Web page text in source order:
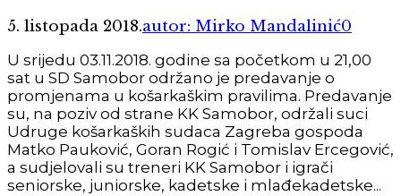
5. listopada 2018.autor: Mirko Mandalinić0
U srijedu 03.11.2018. godine sa početkom u 21,00
sat u SD Samobor održano je predavanje o
promjenama u košarkaškim pravilima. Predavanje
su, na poziv od strane KK Samobor, održali suci
Udruge košarkaških sudaca Zagreba gospoda
Matko Pauković, Goran Rogić i Tomislav Ercegović,
a sudjelovali su treneri KK Samobor i igrači
seniorske, juniorske, kadetske i mlađekadetske...